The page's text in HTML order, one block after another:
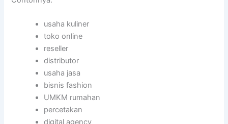
usaha kuliner
toko online
reseller
distributor
usaha jasa
bisnis fashion
UMKM rumahan
percetakan
digital agency